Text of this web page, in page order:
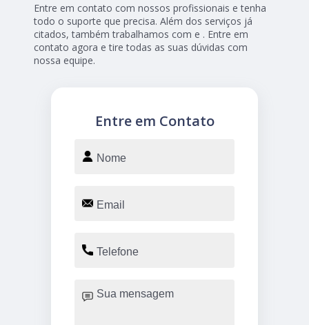
Entre em contato com nossos profissionais e tenha
todo o suporte que precisa. Além dos serviços já
citados, também trabalhamos com e . Entre em
contato agora e tire todas as suas dúvidas com
nossa equipe.
Entre em Contato